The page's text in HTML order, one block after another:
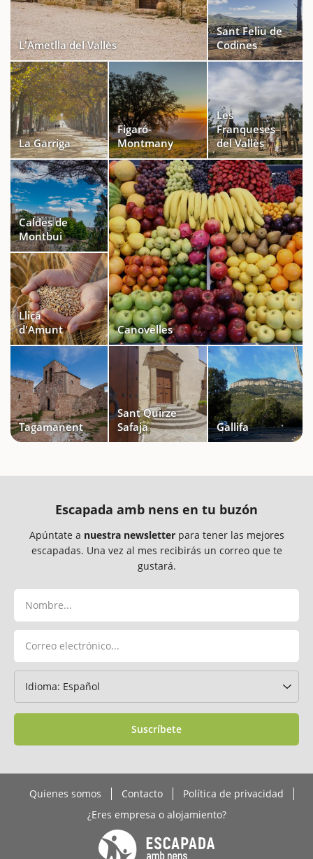
L'Ametlla del Vallès
Sant Feliu de
Codines
La Garriga
Figaró-
Montmany
Les
Franqueses
del Vallès
Caldes de
Montbui
Lliçà
d'Amunt
Canovelles
Tagamanent
Sant Quirze
Safaja
Gallifa
Escapada amb nens en tu buzón
Apúntate a nuestra newsletterpara tener las mejores
escapadas. Una vez al mes recibirás un correo que te
gustará.
Suscríbete
Quienes somos Contacto
Política de privacidad
¿Eres empresa o alojamiento?